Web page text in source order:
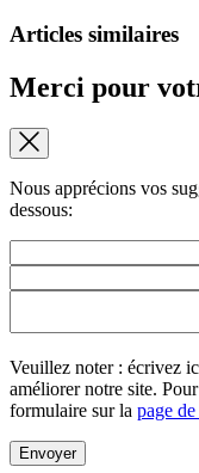
Articles similaires
Merci pour
Nous apprécions vos
dessous:
Veuillez noter : écrivez
améliorer notre site.
formulaire sur la page
Envoyer